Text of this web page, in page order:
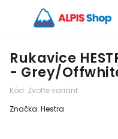
Rukavice
- Grey/
Kód: Zvoľte variant
Značka: Hestra